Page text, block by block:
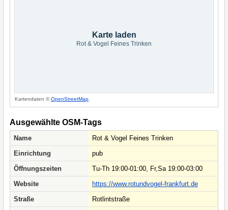
Karte laden
Rot & Vogel Feines Trinken
Kartendaten ©OpenStreetMap
Ausgewählte OSM-Tags
Name
Rot & Vogel Feines Trinken
Einrichtung
pub
Öffnungszeiten
Tu-Th 19:00-01:00, Fr,Sa 19:00-03:00
Website
https://www.rotundvogel-frankfurt.de
Straße
Rotlintstraße